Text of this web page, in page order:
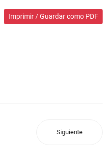
Imprimir / Guardar como PDF
Siguiente